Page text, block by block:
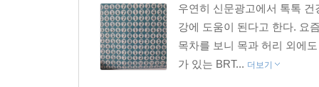
우연히 신문광고에서 톡톡
강에 도움이 된다고 한다. 요
목차를 보니 목과 허리 외에
가 있는 BRT... 더보기